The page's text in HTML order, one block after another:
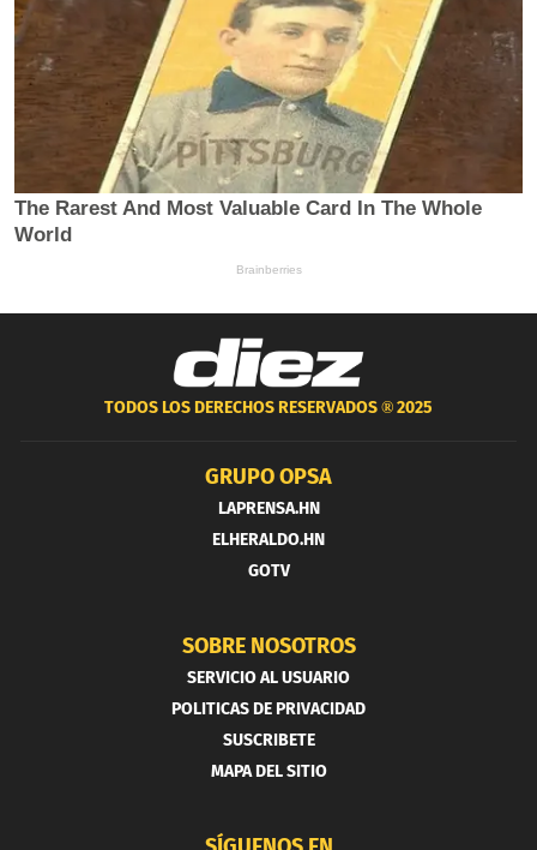
TODOS LOS DERECHOS RESERVADOS ®2025
GRUPO OPSA
LAPRENSA.HN
ELHERALDO.HN
GOTV
SOBRE NOSOTROS
SERVICIO AL USUARIO
POLITICAS DE PRIVACIDAD
SUSCRIBETE
MAPA DEL SITIO